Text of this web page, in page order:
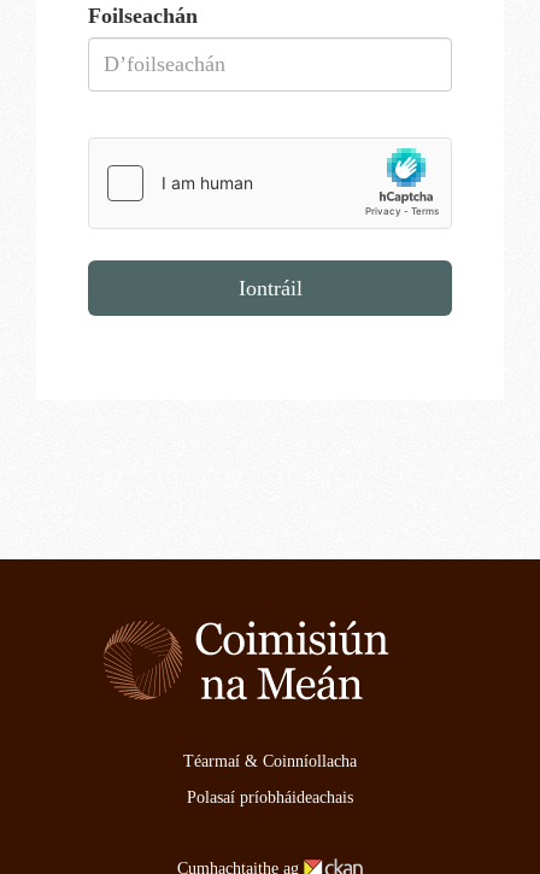
Foilseachán
Iontráil
Téarmaí & Coinníollacha
Polasaí príobháideachais
Cumhachtaithe ag